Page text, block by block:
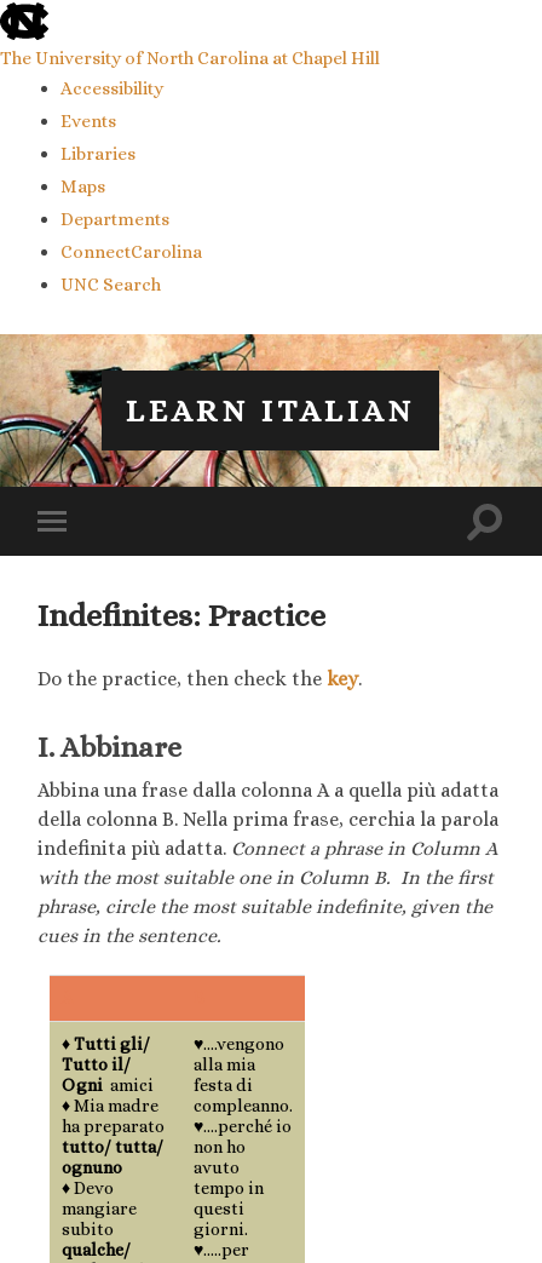
skip
to
the
utility
The University of North Carolina at Chapel Hill
Accessibility
Events
Libraries
Maps
Departments
ConnectCarolina
UNC Search
skip
to
main
LEARN ITALIAN
Toggle
mobile
Toggle
Indefinites: Practice
Do the practice, then check the key.
I. Abbinare
Abbina una frase dalla colonna A a quella più adatta
della colonna B. Nella prima frase, cerchia la parola
indefinita più adatta. Connect a phrase in Column A
with the most suitable one in Column B. In the first
phrase, circle the most suitable indefinite, given the
cues in the sentence.
♦Tutti gli/
Tutto il/
Ogni amici
♦ Mia madre
ha preparato
tutto/ tutta/
ognuno
♦ Devo
mangiare
subito
qualche/
♥….vengono
alla mia
festa di
compleanno.
♥….perché io
non ho
avuto
tempo in
questi
giorni.
♥…..per